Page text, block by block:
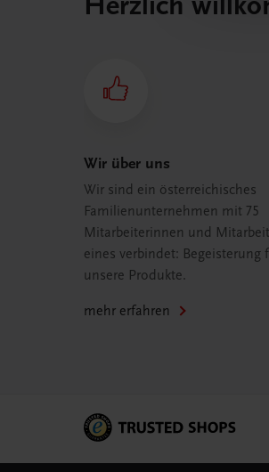
Wir über uns
Wir sind ein österreichisches
Familienunternehmen mit 75
Mitarbeiterinnen und
eines verbindet: Begeisterung
unsere Produkte.
mehr erfahren